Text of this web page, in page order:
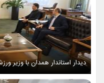
دیدار استاندار همدان با وزیر